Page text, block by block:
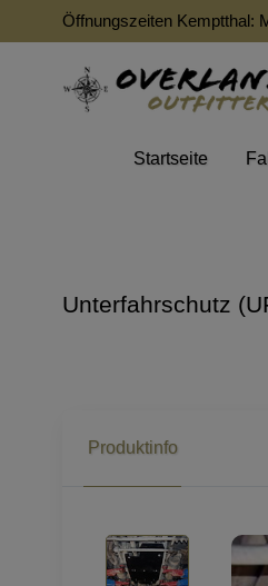
Öffnungszeiten Kemptthal:
Startseite
Unterfahrschutz
Produktinfo